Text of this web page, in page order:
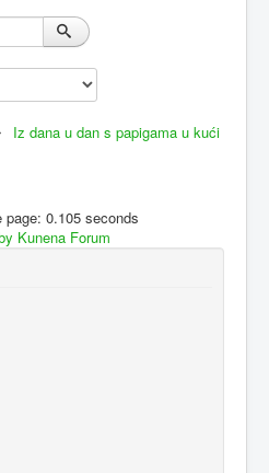
Iz dana u dan s papigama u kući
0.105 seconds
Kunena Forum